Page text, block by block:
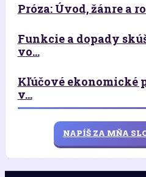
Próza: Úvod, žánre a
Funkcie a dopady
vo...
Kľúčové ekonomické
v...
NAPÍŠ ZA MŇA